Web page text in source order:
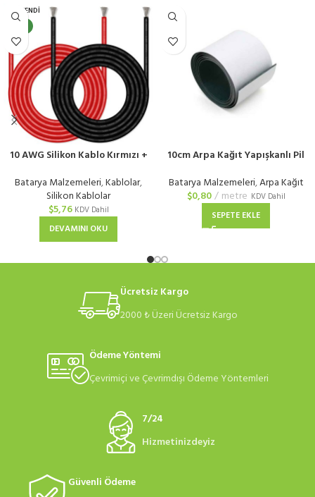
TÜKENDI
10 AWG Silikon Kablo Kırmızı +
Batarya Malzemeleri,Kablolar,
Silikon Kablolar
$5,76 KDV Dahil
DEVAMINI OKU
10cm Arpa Kağıt Yapışkanlı Pil
Batarya Malzemeleri,Arpa Kağıt
$0,80 metre KDV Dahil
SEPETE EKLE
Ücretsiz Kargo
2000 ₺ Üzeri Ücretsiz Kargo
Ödeme Yöntemi
Çevrimiçi ve Çevrimdışı Ödeme Yöntemleri
7/24
Hizmetinizdeyiz
Güvenli Ödeme